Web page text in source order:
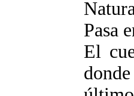
Pasa
El